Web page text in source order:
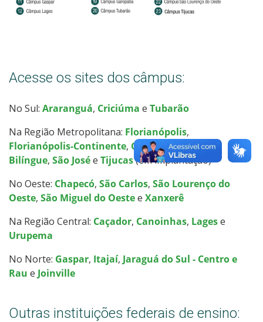
Câmpus São Lourenço do Oeste
Câmpus São Miguel do Oeste
Câmpus Tijucas
Câmpus Urupema
Câmpus Xanxerê
Acesse os sites dos câmpus:
No Sul: Araranguá, Criciúma e Tubarão
Na Região Metropolitana: Florianópolis,
Florianópolis-Continente, Garopaba,Palhoça
Bilíngue, São Josée Tijucas(em implantação)
No Oeste: Chapecó, São Carlos, São Lourenço do
Oeste, São Miguel do Oestee Xanxerê
Na Região Central: Caçador, Canoinhas, Lagese
Urupema
No Norte: Gaspar, Itajaí, Jaraguá do Sul - Centro e
Rau e Joinville
Outras instituições federais de ensino: